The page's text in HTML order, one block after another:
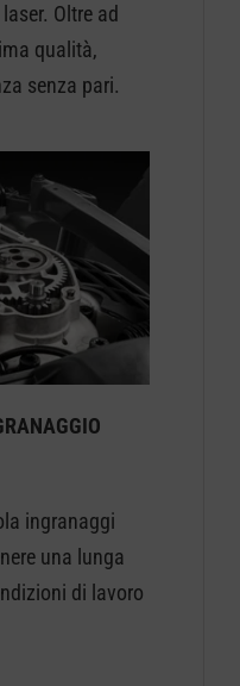
Oltre ad
qualità,
senza pari.
ingranaggi
una lunga
di lavoro